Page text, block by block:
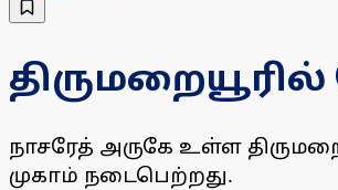
திருமறையூரில்
நாசரேத் அருகே உள்ள
முகாம் நடைபெற்றது.